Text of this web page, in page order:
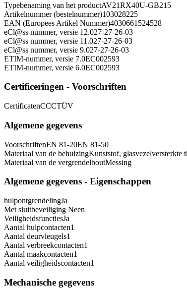
Typebenaming van het productAV21RX40U-GB215
Artikelnummer (bestelnummer)103028225
EAN (Europees Artikel Nummer)4030661524528
eCl@ss nummer, versie 12.027-27-26-03
eCl@ss nummer, versie 11.027-27-26-03
eCl@ss nummer, versie 9.027-27-26-03
ETIM-nummer, versie 7.0EC002593
ETIM-nummer, versie 6.0EC002593
Certificeringen - Voorschriften
CertificatenCCCTÜV
Algemene gegevens
VoorschriftenEN 81-20EN 81-50
Materiaal van de behuizingKunststof, glasvezelversterkte
Materiaal van de vergrendelboutMessing
Algemene gegevens - Eigenschappen
hulpontgrendelingJa
Met sluitbeveiliging Neen
VeiligheidsfunctiesJa
Aantal hulpcontacten1
Aantal deurvleugels1
Aantal verbreekcontacten1
Aantal maakcontacten1
Aantal veiligheidscontacten1
Mechanische gegevens